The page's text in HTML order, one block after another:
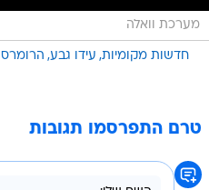
מערכת וואלה
חדשות מקומיות עידו גבע הרומרס
טרם התפרסמו תגובות